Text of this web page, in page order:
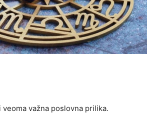
veoma važna poslovna prilika.